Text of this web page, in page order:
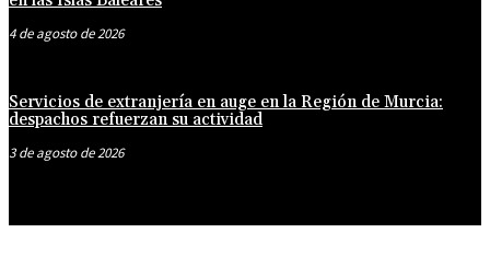
4 de agosto de 2026
Servicios de extranjería en auge en la Región de Murcia:
despachos refuerzan su actividad
3 de agosto de 2026